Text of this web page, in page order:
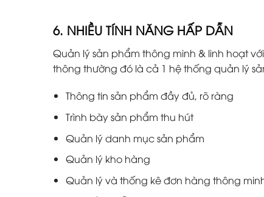
6. NHIỀU TÍNH NĂNG HẤP DẪN
Quản lý sản phẩm thông minh & linh hoạt
thông thường đó là cả 1 hệ thống quản lý
Thông tin sản phẩm đầy đủ, rõ ràng
Trình bày sản phẩm thu hút
Quản lý danh mục sản phẩm
Quản lý kho hàng
Quản lý và thống kê đơn hàng thông